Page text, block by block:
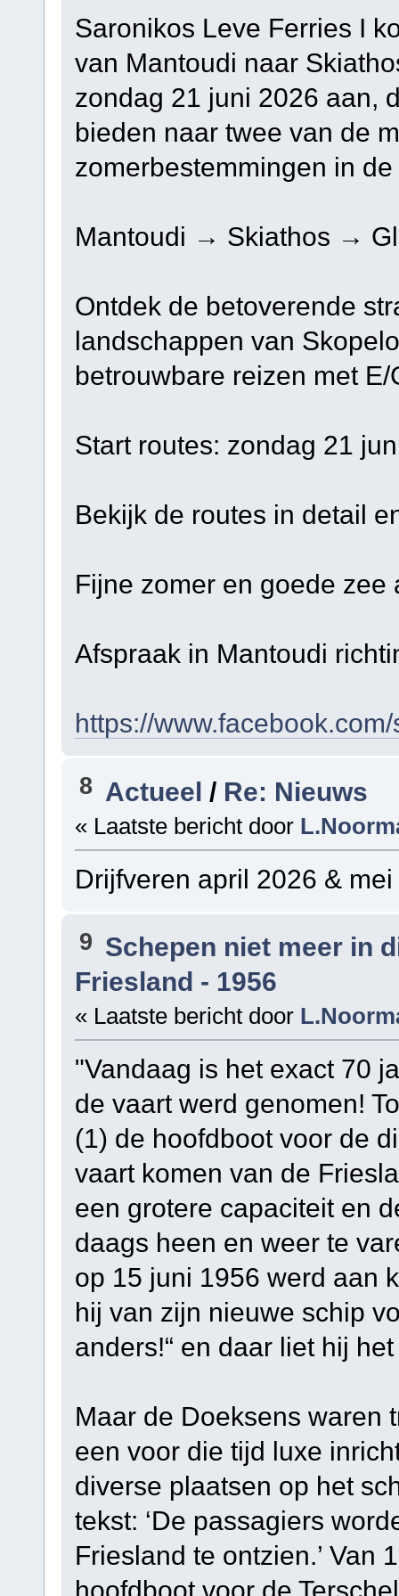
Saronikos Leve Ferries I
van Mantoudi naar
zondag 21 juni 2026 aan,
bieden naar twee van de
zomerbestemmingen in
Mantoudi → Skiathos →
Ontdek de betoverende
landschappen van
betrouwbare reizen met
Start routes: zondag 21
Bekijk de routes in detail
Fijne zomer en goede zee
Afspraak in Mantoudi
https://
8 Actueel / Re: Nieuws
« Laatste bericht door
Drijfveren april 2026 &
9 Schepen niet meer in
Friesland - 1956
« Laatste bericht door
"Vandaag is het exact 70
de vaart werd genomen!
(1) de hoofdboot voor de
vaart komen van de
een grotere capaciteit en
daags heen en weer te
op 15 juni 1956 werd aan
hij van zijn nieuwe schip
anders!“ en daar liet hij
Maar de Doeksens waren
een voor die tijd luxe
diverse plaatsen op het
tekst: ‘De passagiers
Friesland te ontzien.’ Van
hoofdboot voor de